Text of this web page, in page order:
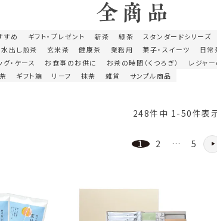
全商品
すめ ギフト・プレゼント 新茶 緑茶 スタンダードシリーズ
水出し煎茶 玄米茶 健康茶 業務用 菓子・スイーツ 日常
・ケース お食事のお供に お茶の時間（くつろぎ） レジャ
ギフト箱 リーフ 抹茶 雑貨 サンプル商品
248件中 1 -50件表
1 2 … 5